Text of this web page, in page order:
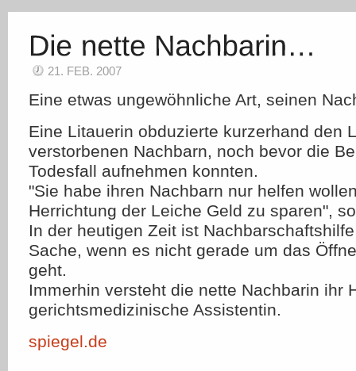
21. FEB. 2007
Eine etwas ungewöhnliche Art, seinen
Eine Litauerin obduzierte kurzerhand den
verstorbenen Nachbarn, noch bevor die
Todesfall aufnehmen konnten.
"Sie habe ihren Nachbarn nur helfen
Herrichtung der Leiche Geld zu sparen",
In der heutigen Zeit ist
Sache, wenn es nicht gerade um das
geht.
Immerhin versteht die nette Nachbarin ihr
gerichtsmedizinische Assistentin.
spiegel.de